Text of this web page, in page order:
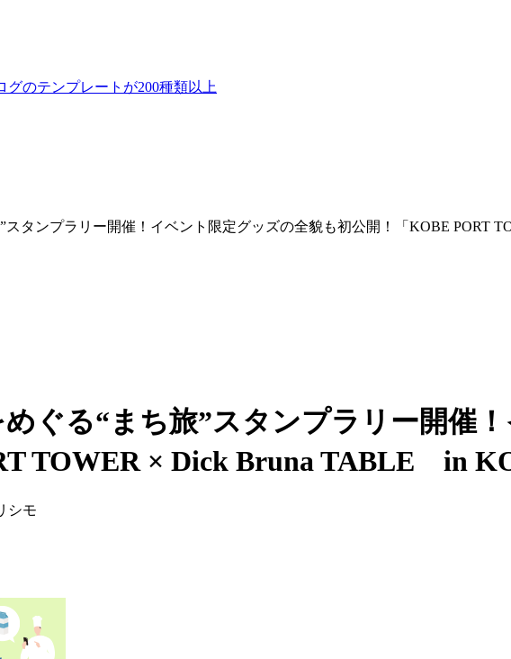
のテンプレートが200種類以上
スタンプラリー開催！イベント限定グッズの全貌も初公開！「KOBE PORT
ぐる“まち旅”スタンプラリー開催
TOWER × Dick Bruna TABLE in
シモ